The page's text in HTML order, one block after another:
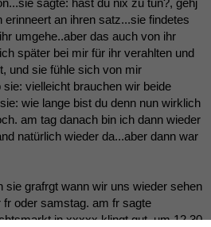
erinneert an ihren satz...sie findetes
umgehe..aber das auch von ihr
später bei mir für ihr verahlten und
und sie fühle sich von mir
vielleicht brauchen wir beide
wie lange bist du denn nun wirklich
am tag danach bin ich dann wieder
natürlich wieder da...aber dann war
sie grafrgt wann wir uns wieder sehen
oder samstag. am fr sagte
in xxxxx klingt gut. um 12.30